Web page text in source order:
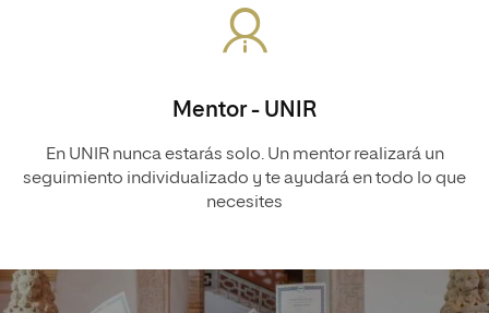
Mentor - UNIR
En UNIR nunca estarás solo. Un mentor realizará un
seguimiento individualizado y te ayudará en todo lo que
necesites